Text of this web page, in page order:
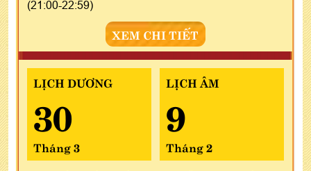
(21:00-22:59)
XEM CHI TIẾT
LỊCH DƯƠNG
30
Tháng 3
LỊCH ÂM
9
Tháng 2